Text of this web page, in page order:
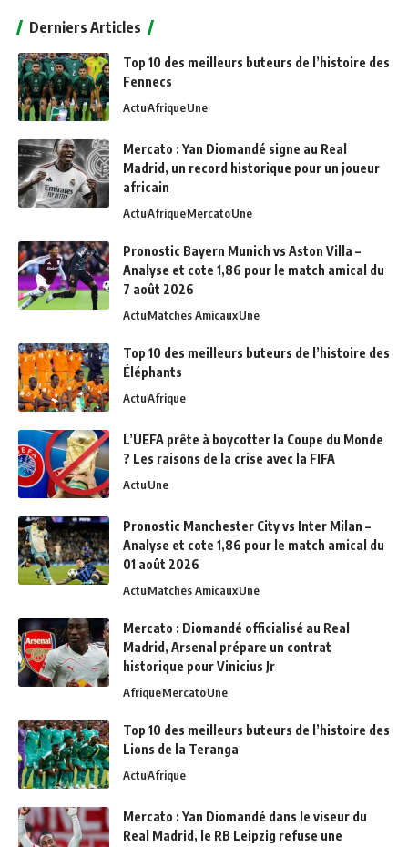
Derniers Articles
Top 10 des meilleurs buteurs de l’histoire des
Fennecs
ActuAfriqueUne
Mercato : Yan Diomandé signe au Real
Madrid, un record historique pour un joueur
africain
ActuAfriqueMercatoUne
Pronostic Bayern Munich vs Aston Villa –
Analyse et cote 1,86 pour le match amical du
7 août 2026
ActuMatches AmicauxUne
Top 10 des meilleurs buteurs de l’histoire des
Éléphants
ActuAfrique
L’UEFA prête à boycotter la Coupe du Monde
? Les raisons de la crise avec la FIFA
ActuUne
Pronostic Manchester City vs Inter Milan –
Analyse et cote 1,86 pour le match amical du
01 août 2026
ActuMatches AmicauxUne
Mercato : Diomandé officialisé au Real
Madrid, Arsenal prépare un contrat
historique pour Vinicius Jr
AfriqueMercatoUne
Top 10 des meilleurs buteurs de l’histoire des
Lions de la Teranga
ActuAfrique
Mercato : Yan Diomandé dans le viseur du
Real Madrid, le RB Leipzig refuse une